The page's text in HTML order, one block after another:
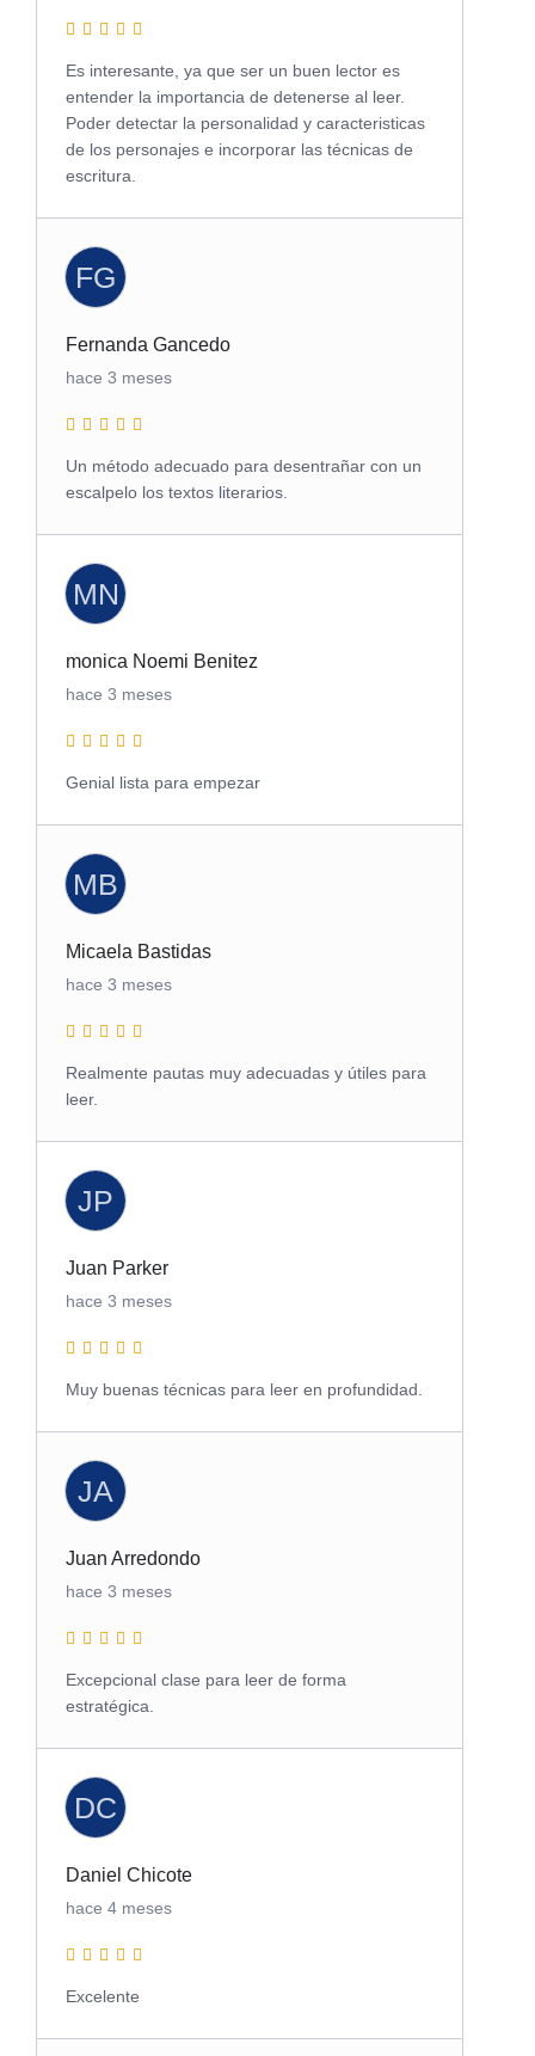
Es interesante, ya que ser un buen lector es
entender la importancia de detenerse al leer.
Poder detectar la personalidad y caracteristicas
de los personajes e incorporar las técnicas de
escritura.
FG
Fernanda Gancedo
hace 3 meses
Un método adecuado para desentrañar con un
escalpelo los textos literarios.
MN
monica Noemi Benitez
hace 3 meses
Genial lista para empezar
MB
Micaela Bastidas
hace 3 meses
Realmente pautas muy adecuadas y útiles para
leer.
JP
Juan Parker
hace 3 meses
Muy buenas técnicas para leer en profundidad.
JA
Juan Arredondo
hace 3 meses
Excepcional clase para leer de forma
estratégica.
DC
Daniel Chicote
hace 4 meses
Excelente